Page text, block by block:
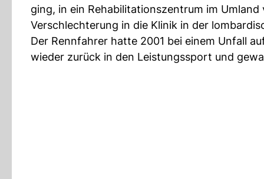
ging, in ein Rehabilitationszentrum im
Verschlechterung in die Klinik in der
Der Rennfahrer hatte 2001 bei einem Unfall
wieder zurück in den Leistungssport und